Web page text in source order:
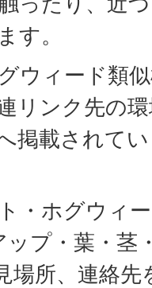
す。
ウィード類
リンク先の
掲載されて
・ホグウィ
プ・葉・茎
場所、連絡